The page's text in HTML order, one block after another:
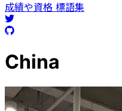
成績や資格 標語集
China